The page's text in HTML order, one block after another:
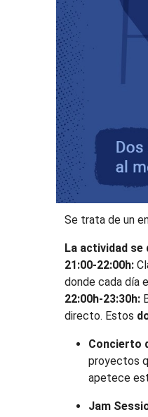
Se trata de un
La actividad
21:00-22:00h:
donde cada día
22:00h-23:30h:
directo. Estos
Concierto
proyectos
apetece
Jam